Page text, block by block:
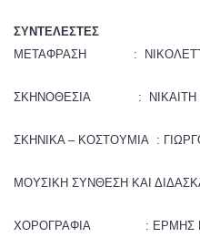
ΣΥΝΤΕΛΕΣΤΕΣ
ΜΕΤΑΦΡΑΣΗ : ΝΙΚΟΛΕΤΤΑ
ΣΚΗΝΟΘΕΣΙΑ : ΝΙΚΑΙΤΗ
ΣΚΗΝΙΚΑ – ΚΟΣΤΟΥΜΙΑ :
ΜΟΥΣΙΚΗ ΣΥΝΘΕΣΗ ΚΑΙ
ΧΟΡΟΓΡΑΦΙΑ : ΕΡΜΗΣ